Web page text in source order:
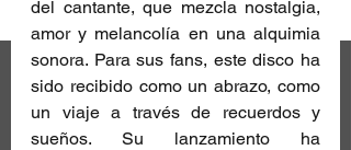
del cantante, que mezcla nostalgia,
amor y melancolía en una alquimia
sonora. Para sus fans, este disco ha
sido recibido como un abrazo, como
un viaje a través de recuerdos y
sueños. Su lanzamiento ha